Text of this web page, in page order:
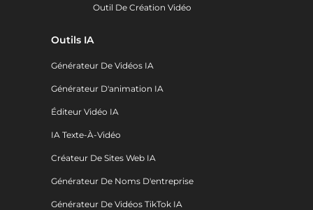
Outil De Création Vidéo
Outils IA
Générateur De Vidéos IA
Générateur D'animation IA
Éditeur Vidéo IA
IA Texte-À-Vidéo
Créateur De Sites Web IA
Générateur De Noms D'entreprise
Générateur De Vidéos TikTok IA